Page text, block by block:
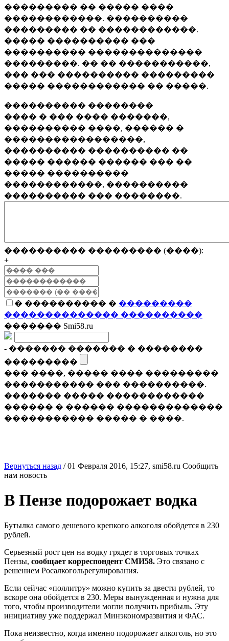
��������� �� ����� ����
������������. ����������
��������� �� ������������.
����� ���������� ���
���������� ��������������
���������. �� �� �����������,
��� ��� ���������� ���������
����� ������������ �� �����.
���������� ��������
���� � ��� ���� �������,
���������� ����, ������ �
�����������������,
���������� ���������� ��
����� ������ ������ ��� ��
����� ����������
������������, ����������
���������� ��� ��������.
���������� ��������� (����):
+
� ���������� � ���������
�������������� ����������
������� Smi58.ru
- ������� ������� � ��������
���������
��� ����, ����� ���� ���������
����������� ��� ����������.
������� ����� ������������
������ � ������ �������������
����������� ����� � ����.
Вернуться назад /01 Февраля 2016, 15:27, smi58.ru Сообщить
нам новость
В Пензе подорожает водка
Бутылка самого дешевого крепкого алкоголя обойдется в 230
рублей.
Серьезный рост цен на водку грядет в торговых точках
Пензы, сообщает корреспондент СМИ58. Это связано с
решением Росалкогольрегулирования.
Если сейчас «поллитру» можно купить за двести рублей, то
вскоре она обойдется в 230. Меры вынужденная и нужна для
того, чтобы производители могли получить прибыль. Эту
инициативу уже поддержал Минэкономразвития и ФАС.
Пока неизвестно, когда именно подорожает алкоголь, но это